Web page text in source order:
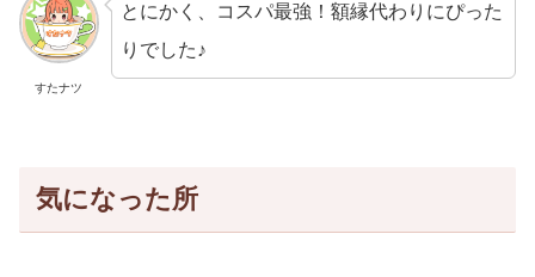
すたナツ
とにかく、コスパ最強！額縁代わりにぴった
りでした♪
気になった所